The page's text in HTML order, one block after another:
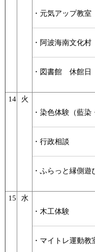
・元気アップ教室
・阿波海南文化
・図書館 休館日
14
火
・染色体験（藍染
・行政相談
・ふらっと縁側遊
15
水
・木工体験
・マイトレ運動教